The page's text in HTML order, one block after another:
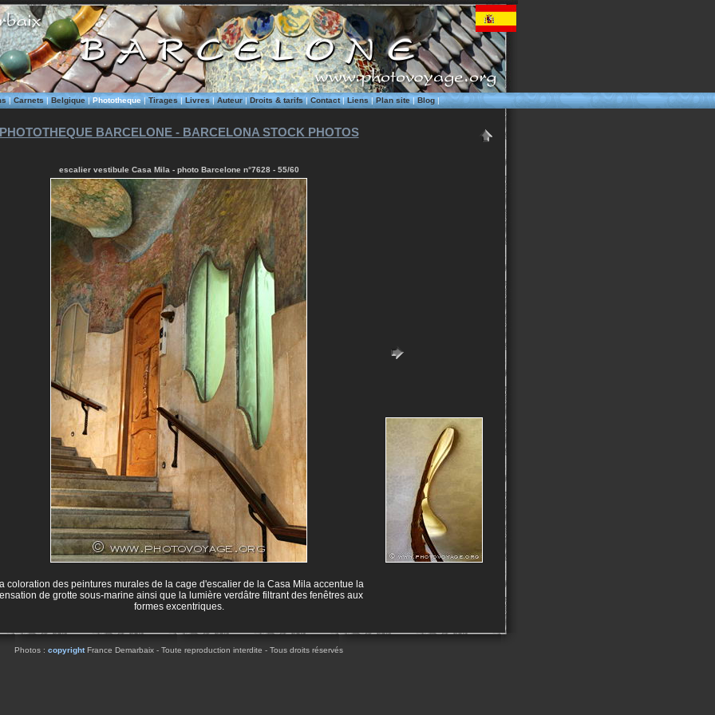
| Carnets|Belgique|Phototheque|Tirages|Livres|Auteur|Droits & tarifs|Contact|Liens|Plan site|Blog|
BARCELONE - BARCELONA STOCK PHOTOS
escalier vestibule Casa Mila - photo Barcelone n°7628 - 55/60
coloration des peintures murales de la cage d'escalier de la Casa Mila accentue la
de grotte sous-marine ainsi que la lumière verdâtre filtrant des fenêtres aux
formes excentriques.
Photos : copyrightFrance Demarbaix - Toute reproduction interdite - Tous droits réservés